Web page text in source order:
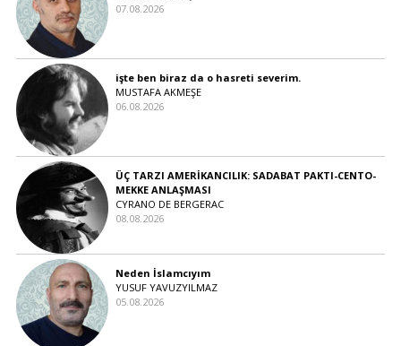
07.08.2026
işte ben biraz da o hasreti severim.
MUSTAFA AKMEŞE
06.08.2026
ÜÇ TARZI AMERİKANCILIK: SADABAT PAKTI-CENTO-
MEKKE ANLAŞMASI
CYRANO DE BERGERAC
08.08.2026
Neden İslamcıyım
YUSUF YAVUZYILMAZ
05.08.2026